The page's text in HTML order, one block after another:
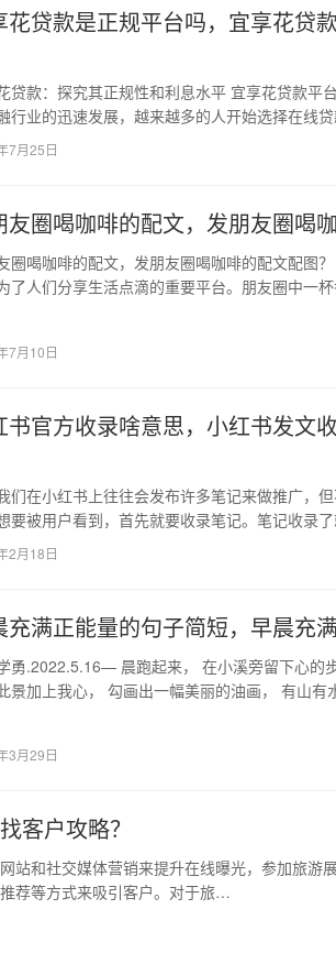
花贷款是正规平台吗，宜享花贷
贷款：探究其正规性和利息水平 宜享花贷款平
行业的迅速发展，越来越多的人开始选择在线
面对众多的平台，人…
7月25日
友圈喝咖啡的配文，发朋友圈喝
圈喝咖啡的配文，发朋友圈喝咖啡的配文配图
了人们分享生活点滴的重要平台。朋友圈中一
7月10日
书官方收录啥意思，小红书发文
在小红书上往往会发布许多笔记来做推广，但
要被用户看到，首先就要收录笔记。笔记收录
检索到，相反的，如果笔记没…
2月18日
充满正能量的句子简短，早晨充
勇.2022.5.16— 晨跑起来， 在小溪旁留下心的
景加上我心， 勾画出一幅美丽的油画， 有山有
3月29日
客户攻略？
站和社交媒体营销来提升在线曝光，参加旅游
荐等方式来吸引客户。对于旅…